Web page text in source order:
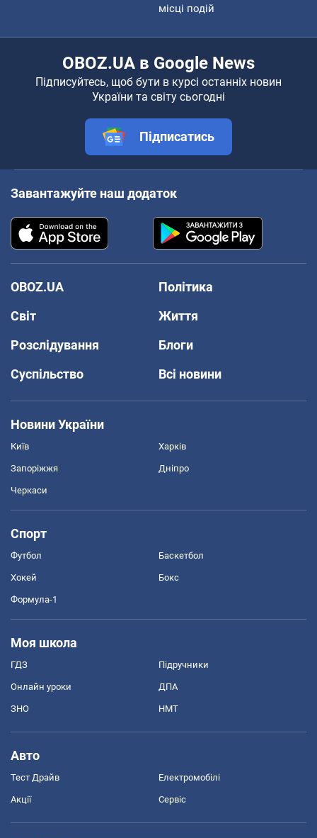
місці подій
OBOZ.UA в Google News
Підписуйтесь, щоб бути в курсі останніх новин
України та світу сьогодні
Підписатись
Завантажуйте наш додаток
OBOZ.UA
Політика
Світ
Життя
Розслідування
Блоги
Суспільство
Всі новини
Новини України
Київ Харків
Запоріжжя Дніпро
Черкаси
Спорт
Футбол Баскетбол
Хокей Бокс
Формула-1
Моя школа
ГДЗ Підручники
Онлайн уроки ДПА
ЗНО НМТ
Авто
Тест Драйв Електромобілі
Акції Сервіс